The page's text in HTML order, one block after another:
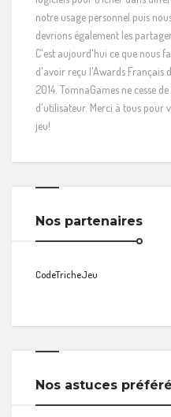
notre usage personnel puis
devrions également les
C'est aujourd'hui ce que nous
d'avoir reçu l'Awards Français
2014. TomnaGames ne cesse
d'utilisateur. Merci à tous pour
jeu!
Nos partenaires
CodeTricheJeu
Nos astuces